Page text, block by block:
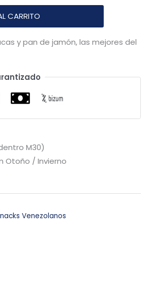
CARRITO
y pan de jamón, las mejores del
M30)
Otoño / Invierno
Venezolanos